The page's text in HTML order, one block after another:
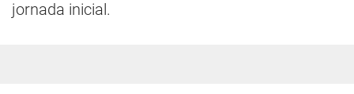
jornada inicial.